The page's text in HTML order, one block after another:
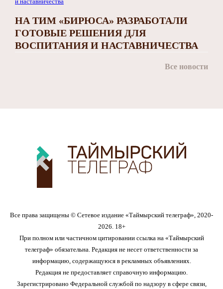
НА ТИМ «БИРЮСА» РАЗРАБОТАЛИ
ГОТОВЫЕ РЕШЕНИЯ ДЛЯ
ВОСПИТАНИЯ И НАСТАВНИЧЕСТВА
Все новости
Все права защищены © Сетевое издание «Таймырский телеграф», 2020-
2026. 18+
При полном или частичном цитировании ссылка на «Таймырский
телеграф» обязательна. Редакция не несет ответственности за
информацию, содержащуюся в рекламных объявлениях.
Редакция не предоставляет справочную информацию.
Зарегистрировано Федеральной службой по надзору в сфере связи,